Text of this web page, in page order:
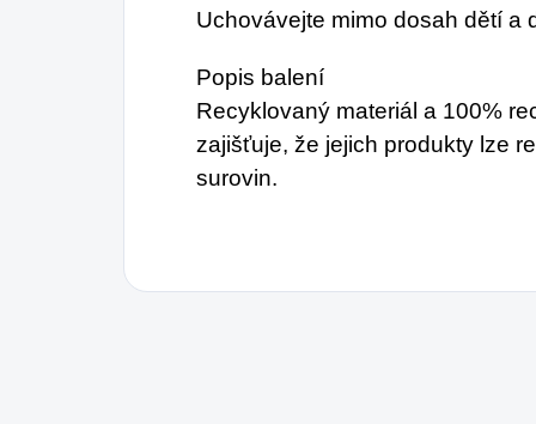
Uchovávejte mimo dosah dětí a
Popis balení
Recyklovaný materiál a 100%
zajišťuje, že jejich produkty lze
surovin.